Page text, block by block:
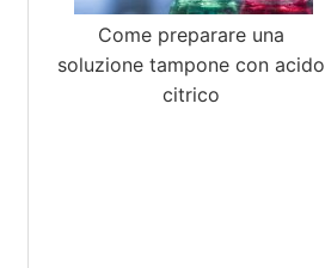
Come preparare una
soluzione tampone con acido
citrico